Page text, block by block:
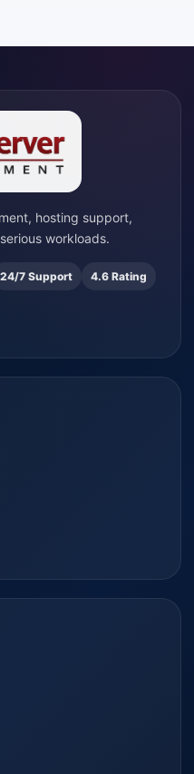
hosting support,
workloads.
24/7 Support 4.6 Rating